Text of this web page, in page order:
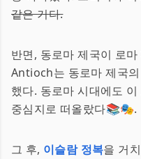
같은 거다.
반면, 동로마 제국이 로
Antioch는 동로마 제국
했다. 동로마 시대에도
중심지로 떠올랐다📚🎭.
그 후, 이슬람 정복을 거